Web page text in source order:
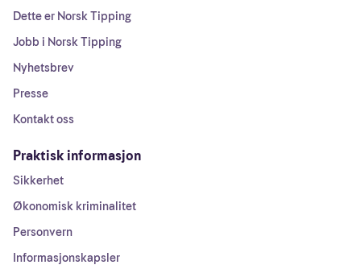
Dette er Norsk Tipping
Jobb i Norsk Tipping
Nyhetsbrev
Presse
Kontakt oss
Praktisk informasjon
Sikkerhet
Økonomisk kriminalitet
Personvern
Informasjonskapsler